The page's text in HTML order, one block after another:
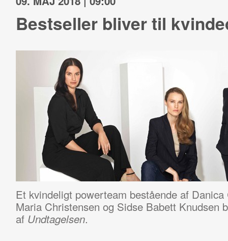
Bestseller bliver til
Et kvindeligt powerteam bestående af
Maria Christensen og Sidse Babett Knudsen
af Undtagelsen.